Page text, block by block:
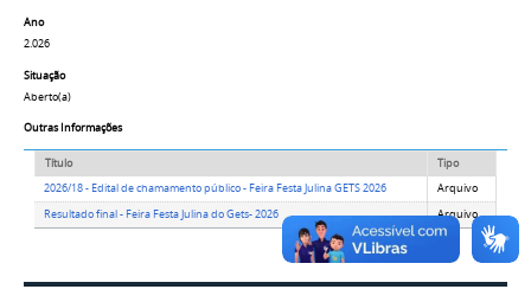
Ano
2.026
Situação
Aberto(a)
Outras Informações
Título
Tipo
2026/18 - Edital de chamamento público - Feira Festa Julina GETS 2026
Arquivo
Resultado final - Feira Festa Julina do Gets- 2026
Arquivo